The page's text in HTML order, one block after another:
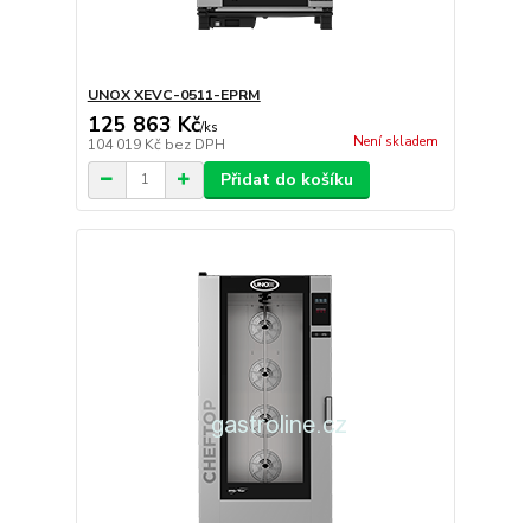
UNOX XEVC-0511-EPRM
125 863 Kč/ks
104 019 Kč bez DPH Není skladem
Přidat do košíku